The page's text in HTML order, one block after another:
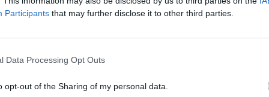
Participants that may further disclose it to other third parties.
Data Processing Opt Outs
opt-out of the Sharing of my personal data.
ebbe a kórusba, olyanok is, akik korábban nemigen
uralma örök viszályhoz vezet